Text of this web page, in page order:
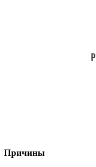
Причины